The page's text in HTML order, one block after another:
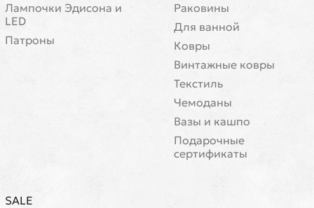
Лампочки Эдисона и
LED
Патроны
Раковины
Для ванной
Ковры
Винтажные ковры
Текстиль
Чемоданы
Вазы и кашпо
Подарочные
сертификаты
SALE